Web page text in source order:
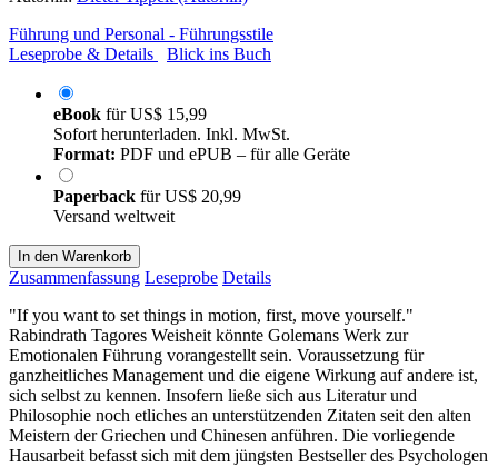
Führung und Personal - Führungsstile
Leseprobe & Details
Blick ins Buch
eBook fürUS$ 15,99
Sofort herunterladen. Inkl. MwSt.
Format: PDF und ePUB – für alle Geräte
Paperback fürUS$ 20,99
Versand weltweit
In den Warenkorb
Zusammenfassung Leseprobe Details
"If you want to set things in motion, first, move yourself."
Rabindrath Tagores Weisheit könnte Golemans Werk zur
Emotionalen Führung vorangestellt sein. Voraussetzung für
ganzheitliches Management und die eigene Wirkung auf andere ist,
sich selbst zu kennen. Insofern ließe sich aus Literatur und
Philosophie noch etliches an unterstützenden Zitaten seit den alten
Meistern der Griechen und Chinesen anführen. Die vorliegende
Hausarbeit befasst sich mit dem jüngsten Bestseller des Psychologen